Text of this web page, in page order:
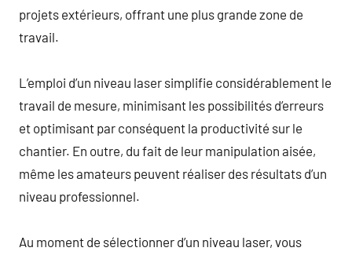
projets extérieurs, offrant une plus grande zone de
travail.
L’emploi d’un niveau laser simplifie considérablement le
travail de mesure, minimisant les possibilités d’erreurs
et optimisant par conséquent la productivité sur le
chantier. En outre, du fait de leur manipulation aisée,
même les amateurs peuvent réaliser des résultats d’un
niveau professionnel.
Au moment de sélectionner d’un niveau laser, vous